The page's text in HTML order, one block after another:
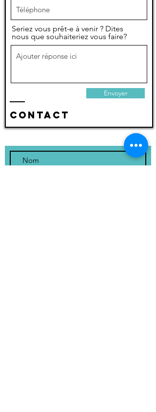
Seriez vous prêt-e à venir ? Dites
nous que souhaiteriez vous faire?
Envoyer
Contact